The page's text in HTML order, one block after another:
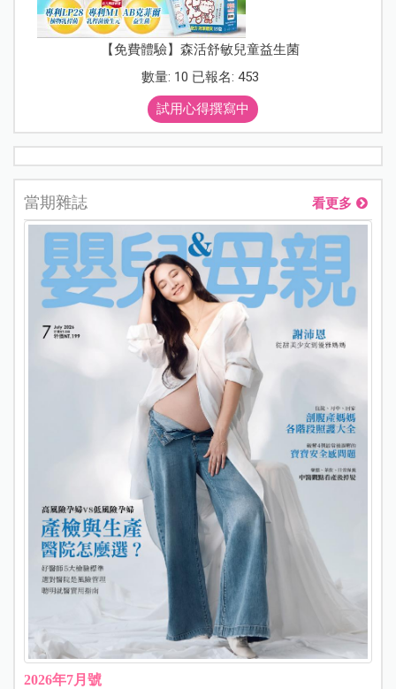
【免費體驗】森活舒敏兒童益生菌
數量: 10 已報名: 453
試用心得撰寫中
當期雜誌 看更多
2026年7月號